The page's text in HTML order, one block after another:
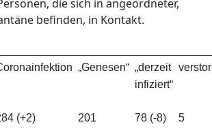
die sich in angeordneter,
befinden, in Kontakt.
„Genesen“ „derzeit
infiziert“
(+2) 201 78 (-8) 5